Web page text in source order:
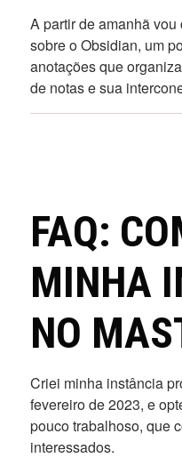
A partir de amanhã
sobre o Obsidian, um
anotações que
de notas e sua
FAQ:
MINHA
NO
Criei minha instância
fevereiro de 2023, e
pouco trabalhoso, que
interessados.